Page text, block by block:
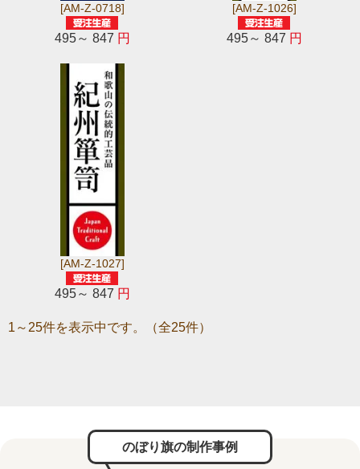
[AM-Z-0718]
495～ 847 円
[AM-Z-1026]
495～ 847 円
[AM-Z-1027]
495～ 847 円
1～25件を表示中です。（全25件）
のぼり旗の制作事例